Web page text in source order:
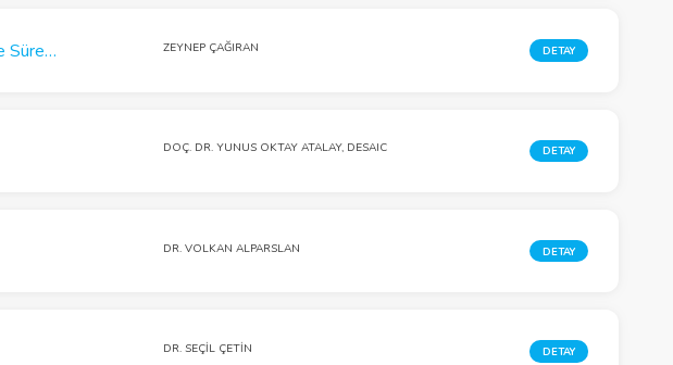
Orada Sesimi Duyan Var Mı Sesleri, Dışarıda Sirenler, İçimizde Sürekli Depremler Olmaktaydı:Covid-19 Pandemisi Sırasında Gerçekleşen 2020 Ege Denizi Depreminde Üniversitemize Başvuran Depremzedelerde Klinik Deneyimlerimiz ZEYNEP ÇAĞIRAN DETAY
DOÇ. DR. YUNUS OKTAY ATALAY, DESAIC DETAY
DR. VOLKAN ALPARSLAN DETAY
DR. SEÇIL ÇETIN DETAY